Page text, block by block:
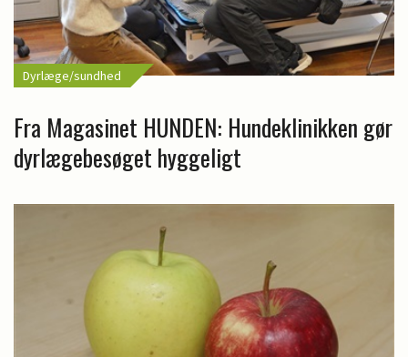
Dyrlæge/sundhed
Fra Magasinet HUNDEN: Hundeklinikken gør
dyrlægebesøget hyggeligt